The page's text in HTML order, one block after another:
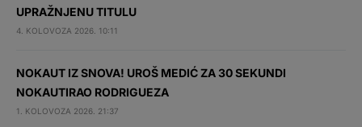
UPRAŽNJENU TITULU
4. KOLOVOZA 2026. 10:11
NOKAUT IZ SNOVA! UROŠ MEDIĆ ZA 30 SEKUNDI
NOKAUTIRAO RODRIGUEZA
1. KOLOVOZA 2026. 21:37